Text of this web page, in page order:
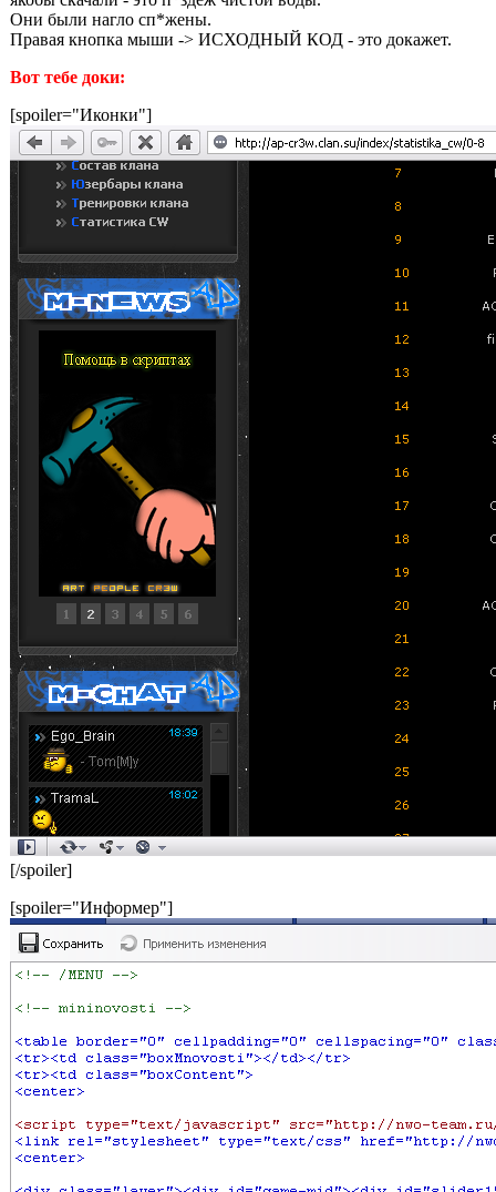
Они были нагло сп*жены.
Правая кнопка мыши -> ИСХОДНЫЙ КОД - это докажет.
Вот тебе доки:
[spoiler="Иконки"]
[/spoiler]
[spoiler="Информер"]